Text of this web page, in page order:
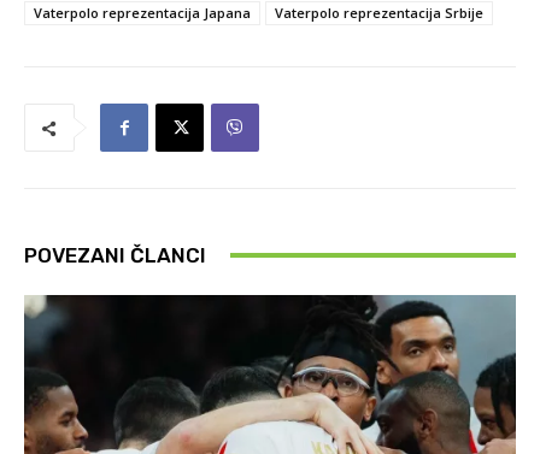
Vaterpolo reprezentacija Japana
Vaterpolo reprezentacija Srbije
POVEZANI ČLANCI